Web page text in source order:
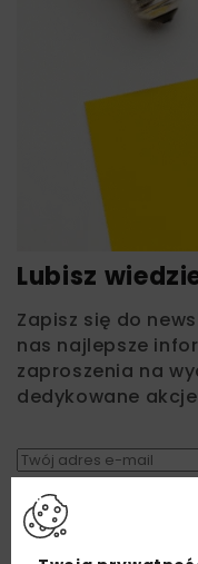
Lubisz
Zapisz się do
nas najlepsze
zaproszenia na
dedykowane
Zapoznałam/em się
Regulaminem
podany przeze mnie
handlowej w postaci